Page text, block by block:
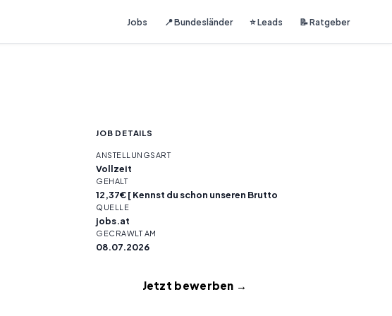
Jobs 📍 Bundesländer ⭐ Leads 📝 Ratgeber
JOB DETAILS
ANSTELLUNGSART
Vollzeit
GEHALT
12,37€ [ Kennst du schon unseren Brutto
QUELLE
jobs.at
GECRAWLT AM
08.07.2026
Jetzt bewerben →